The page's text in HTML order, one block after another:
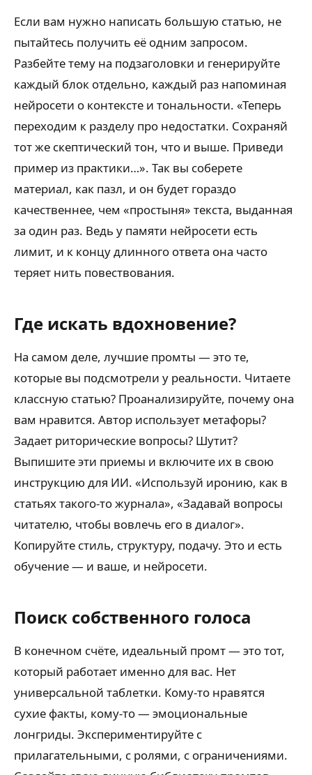
Если вам нужно написать большую статью, не
пытайтесь получить её одним запросом.
Разбейте тему на подзаголовки и генерируйте
каждый блок отдельно, каждый раз напоминая
нейросети о контексте и тональности. «Теперь
переходим к разделу про недостатки. Сохраняй
тот же скептический тон, что и выше. Приведи
пример из практики…». Так вы соберете
материал, как пазл, и он будет гораздо
качественнее, чем «простыня» текста, выданная
за один раз. Ведь у памяти нейросети есть
лимит, и к концу длинного ответа она часто
теряет нить повествования.
Где искать вдохновение?
На самом деле, лучшие промты — это те,
которые вы подсмотрели у реальности. Читаете
классную статью? Проанализируйте, почему она
вам нравится. Автор использует метафоры?
Задает риторические вопросы? Шутит?
Выпишите эти приемы и включите их в свою
инструкцию для ИИ. «Используй иронию, как в
статьях такого-то журнала», «Задавай вопросы
читателю, чтобы вовлечь его в диалог».
Копируйте стиль, структуру, подачу. Это и есть
обучение — и ваше, и нейросети.
Поиск собственного голоса
В конечном счёте, идеальный промт — это тот,
который работает именно для вас. Нет
универсальной таблетки. Кому-то нравятся
сухие факты, кому-то — эмоциональные
лонгриды. Экспериментируйте с
прилагательными, с ролями, с ограничениями.